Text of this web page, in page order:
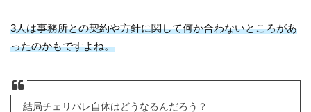
3人は事務所との契約や方針に関して何か合わないところがあ
ったのかもですよね。
結局チェリバレ自体はどうなるんだろう？